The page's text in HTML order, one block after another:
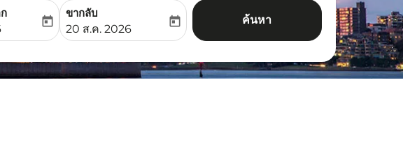
date-aria-label
today
ขากลับ
fc-booking-return-date-aria-label
20 ส.ค. 2026
today ค้นหา